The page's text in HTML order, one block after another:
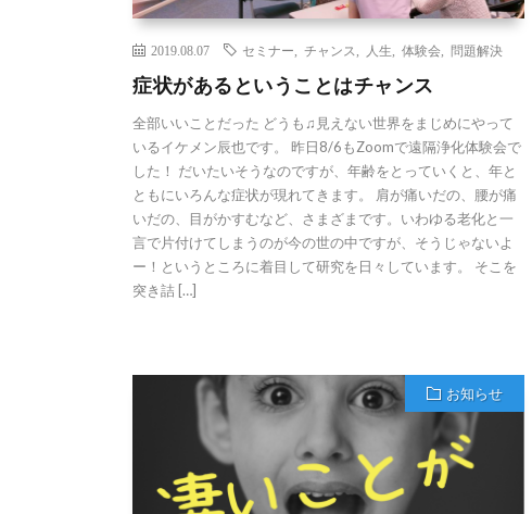
2019.08.07 セミナー チャンス 人生 体験会 問題解決
症状があるということはチャンス
全部いいことだった どうも♫見えない世界をまじめにやって
いるイケメン辰也です。 昨日8/6もZoomで遠隔浄化体験会で
した！ だいたいそうなのですが、年齢をとっていくと、年と
ともにいろんな症状が現れてきます。 肩が痛いだの、腰が痛
いだの、目がかすむなど、さまざまです。いわゆる老化と一
言で片付けてしまうのが今の世の中ですが、そうじゃないよ
ー！というところに着目して研究を日々しています。 そこを
突き詰 […]
お知らせ